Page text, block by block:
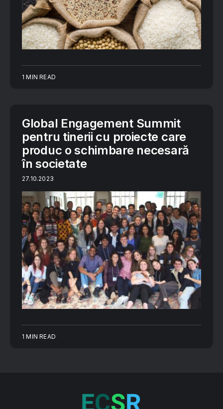
1 MIN READ
Global Engagement Summit
pentru tinerii cu proiecte care
produc o schimbare necesară
în societate
27.10.2023
1 MIN READ